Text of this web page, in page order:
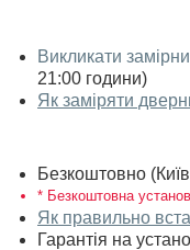
Викликати
21:00 години)
Як заміряти
Безкоштовно
* Безкоштовна
Як правильно
Гарантія на